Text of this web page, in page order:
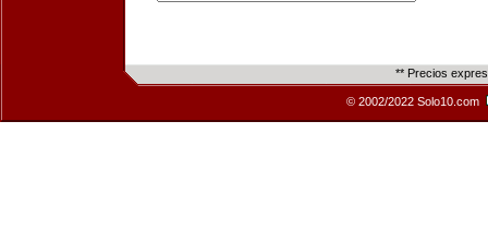
** Precios
© 2002/2022 Solo10.com